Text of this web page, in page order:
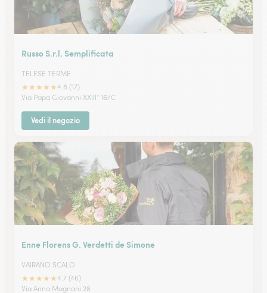
Russo S.r.l. Semplificata
TELESE TERME
★★★★★4.8 (17)
Via Papa Giovanni XXIII° 16/C
Vedi il negozio
Enne Florens G. Verdetti de Simone
VAIRANO SCALO
★★★★★4.7 (46)
Via Anna Magnani 28